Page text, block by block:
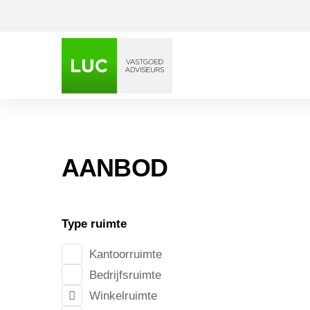
AANBOD
Type ruimte
Kantoorruimte
Bedrijfsruimte
Winkelruimte